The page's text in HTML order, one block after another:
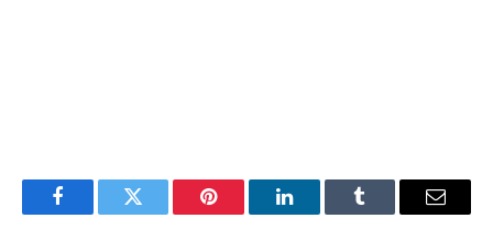
FacebookTwitter Pinterest LinkedInTumblr
E-